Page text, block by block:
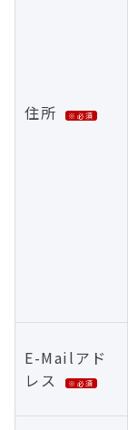
住所 ※必須
E-Mailアド
レス
※必須